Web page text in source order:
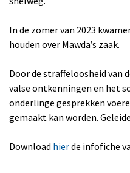
In de zomer van 2023
houden over Mawda’s zaak.
Door de straffeloosheid van
valse ontkenningen en het
onderlinge gesprekken
gemaakt kan worden.
Download hierde infofiche